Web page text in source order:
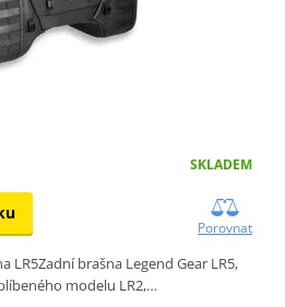
SKLADEM
Porovnat
LR5Zadní brašna Legend Gear LR5,
modelu LR2,…